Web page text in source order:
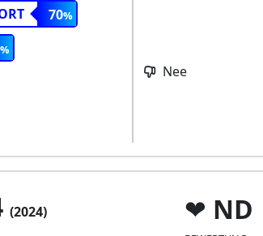
70
Nee
(2024)
ND